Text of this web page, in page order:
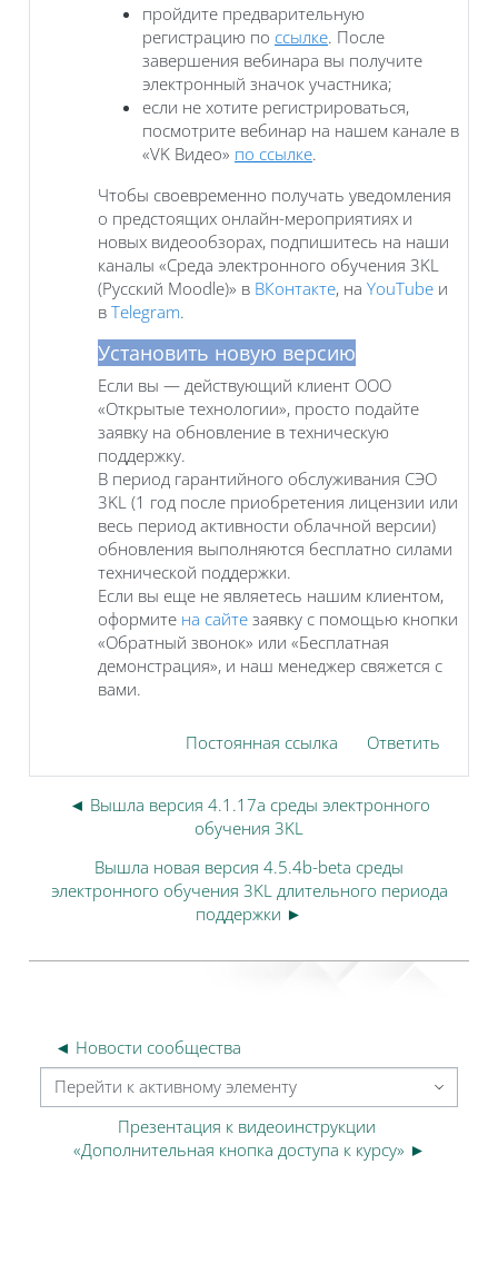
пройдите предварительную
регистрацию по ссылке. После
завершения вебинара вы получите
электронный значок участника;
если не хотите регистрироваться,
посмотрите вебинар на нашем канале в
«VK Видео» по ссылке.
Чтобы своевременно получать уведомления
о предстоящих онлайн-мероприятиях и
новых видеообзорах, подпишитесь на наши
каналы «Среда электронного обучения 3KL
(Русский Moodle)» в ВКонтакте, на YouTube и
в Telegram.
Установить новую версию
Если вы — действующий клиент ООО
«Открытые технологии», просто подайте
заявку на обновление в техническую
поддержку.
В период гарантийного обслуживания СЭО
3KL (1 год после приобретения лицензии или
весь период активности облачной версии)
обновления выполняются бесплатно силами
технической поддержки.
Если вы еще не являетесь нашим клиентом,
оформите на сайте заявку с помощью кнопки
«Обратный звонок» или «Бесплатная
демонстрация», и наш менеджер свяжется с
вами.
Постоянная ссылка Ответить
◄ Вышла версия 4.1.17a среды электронного
обучения 3KL
Вышла новая версия 4.5.4b-beta среды
электронного обучения 3KL длительного периода
поддержки ►
◄ Новости сообщества
Перейти к активному элементу
Презентация к видеоинструкции
«Дополнительная кнопка доступа к курсу» ►